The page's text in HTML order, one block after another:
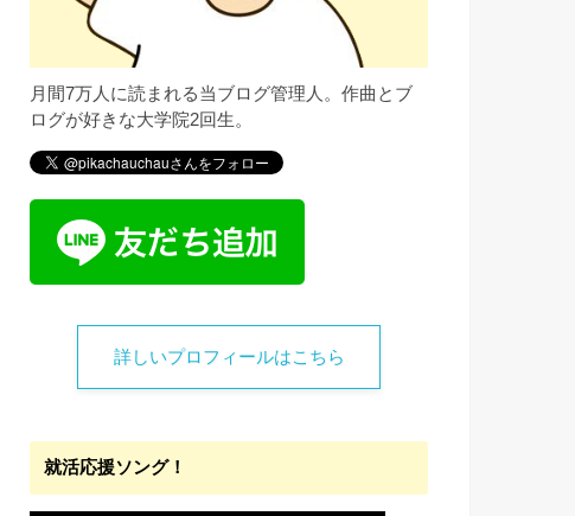
月間7万人に読まれる当ブログ管理人。作曲とブ
ログが好きな大学院2回生。
詳しいプロフィールはこちら
就活応援ソング！